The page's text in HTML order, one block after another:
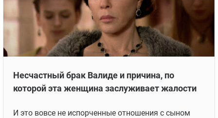
Несчастный брак Валиде и причина, по
которой эта женщина заслуживает жалости
И это вовсе не испорченные отношения с сыном